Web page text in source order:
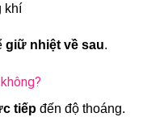
khí
giữ nhiệt về sau.
tiếp đến độ thoáng.